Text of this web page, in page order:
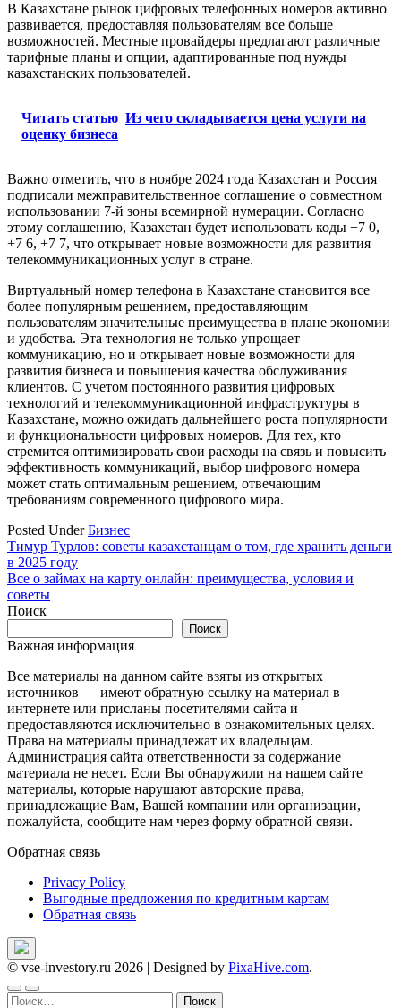
В Казахстане рынок цифровых телефонных номеров активно
развивается, предоставляя пользователям все больше
возможностей. Местные провайдеры предлагают различные
тарифные планы и опции, адаптированные под нужды
казахстанских пользователей.
Читать статью Из чего складывается цена услуги на
оценку бизнеса
Важно отметить, что в ноябре 2024 года Казахстан и Россия
подписали межправительственное соглашение о совместном
использовании 7-й зоны всемирной нумерации. Согласно
этому соглашению, Казахстан будет использовать коды +7 0,
+7 6, +7 7, что открывает новые возможности для развития
телекоммуникационных услуг в стране.
Виртуальный номер телефона в Казахстане становится все
более популярным решением, предоставляющим
пользователям значительные преимущества в плане экономии
и удобства. Эта технология не только упрощает
коммуникацию, но и открывает новые возможности для
развития бизнеса и повышения качества обслуживания
клиентов. С учетом постоянного развития цифровых
технологий и телекоммуникационной инфраструктуры в
Казахстане, можно ожидать дальнейшего роста популярности
и функциональности цифровых номеров. Для тех, кто
стремится оптимизировать свои расходы на связь и повысить
эффективность коммуникаций, выбор цифрового номера
может стать оптимальным решением, отвечающим
требованиям современного цифрового мира.
Posted UnderБизнес
Навигация
по
записям
Тимур Турлов: советы казахстанцам о том, где хранить деньги
в 2025 году
Все о займах на карту онлайн: преимущества, условия и
советы
Поиск
Поиск
Важная информация
Все материалы на данном сайте взяты из открытых
источников — имеют обратную ссылку на материал в
интернете или присланы посетителями сайта и
предоставляются исключительно в ознакомительных целях.
Права на материалы принадлежат их владельцам.
Администрация сайта ответственности за содержание
материала не несет. Если Вы обнаружили на нашем сайте
материалы, которые нарушают авторские права,
принадлежащие Вам, Вашей компании или организации,
пожалуйста, сообщите нам через форму обратной связи.
Обратная связь
Privacy Policy
Выгодные предложения по кредитным картам
Обратная связь
© vse-investory.ru 2026 | Designed by PixaHive.com.
Найти: